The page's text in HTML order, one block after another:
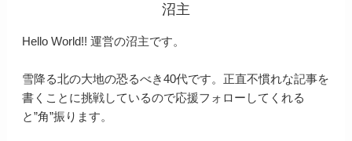
沼主
Hello World!! 運営の沼主です。
雪降る北の大地の恐るべき40代です。正直不慣れな記事を
書くことに挑戦しているので応援フォローしてくれる
と”角”振ります。